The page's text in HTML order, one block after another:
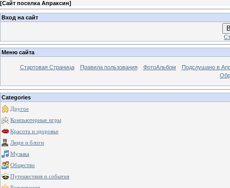
[Сайт поселка Апраксин]
Вход на сайт
Меню сайта
Стартовая Страница Правила пользования ФотоАльбом
Подслушано в
Categories
Другое
Компьютерные игры
Красота и здоровье
Люди и блоги
Музыка
Общество
Путешествия и события